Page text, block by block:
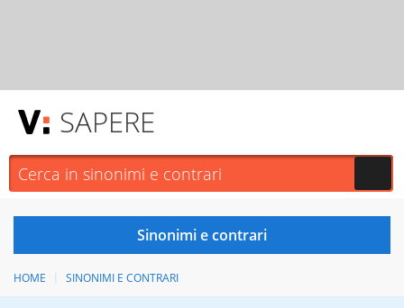
SAPERE
HOME SINONIMI E CONTRARI